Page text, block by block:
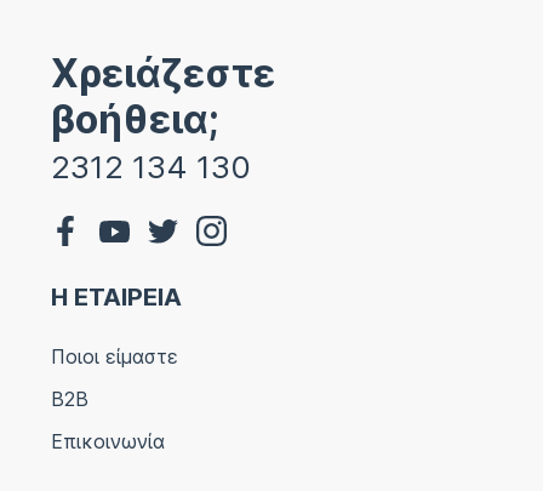
Χρειάζεστε
βοήθεια;
2312 134 130
Η ΕΤΑΙΡΕΙΑ
Ποιοι είμαστε
B2B
Επικοινωνία